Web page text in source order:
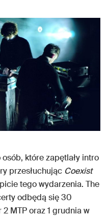
które zapętlały intro
przesłuchując Coexist
tego wydarzenia. The
odbędą się 30
MTP oraz 1 grudnia w